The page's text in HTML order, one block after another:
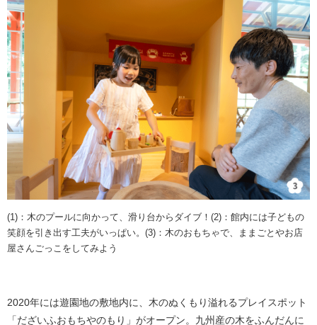
(1)：木のプールに向かって、滑り台からダイブ！(2)：館内には子どもの
笑顔を引き出す工夫がいっぱい。(3)：木のおもちゃで、ままごとやお店
屋さんごっこをしてみよう​
2020年には遊園地の敷地内に、木のぬくもり溢れるプレイスポット
「だざいふおもちやのもり」がオープン。九州産の木をふんだんに